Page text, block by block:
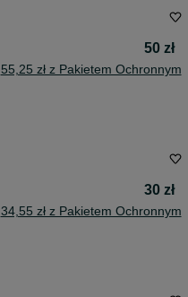
50 zł
55,25 zł z Pakietem Ochronnym
30 zł
34,55 zł z Pakietem Ochronnym